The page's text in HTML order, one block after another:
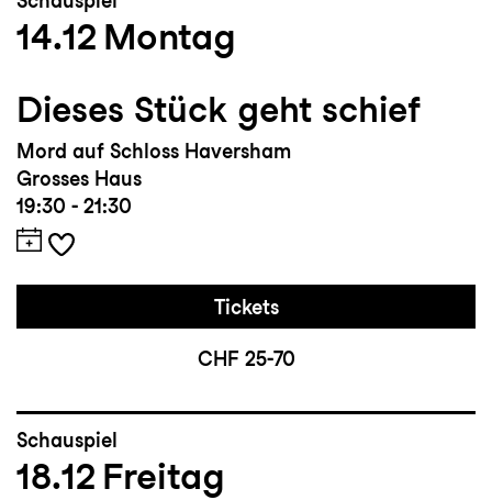
14.12 Montag
Dieses Stück geht schief
Mord auf Schloss Haversham
Grosses Haus
19:30 - 21:30
Tickets
CHF 25-70
Schauspiel
18.12 Freitag